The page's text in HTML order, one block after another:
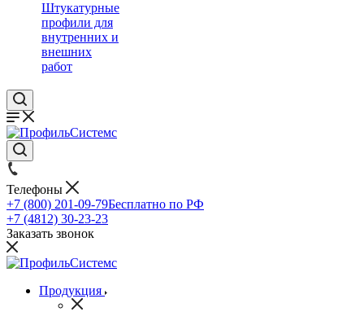
Штукатурные
профили для
внутренних и
внешних
работ
Телефоны
+7 (800) 201-09-79Бесплатно по РФ
+7 (4812) 30-23-23
Заказать звонок
Продукция